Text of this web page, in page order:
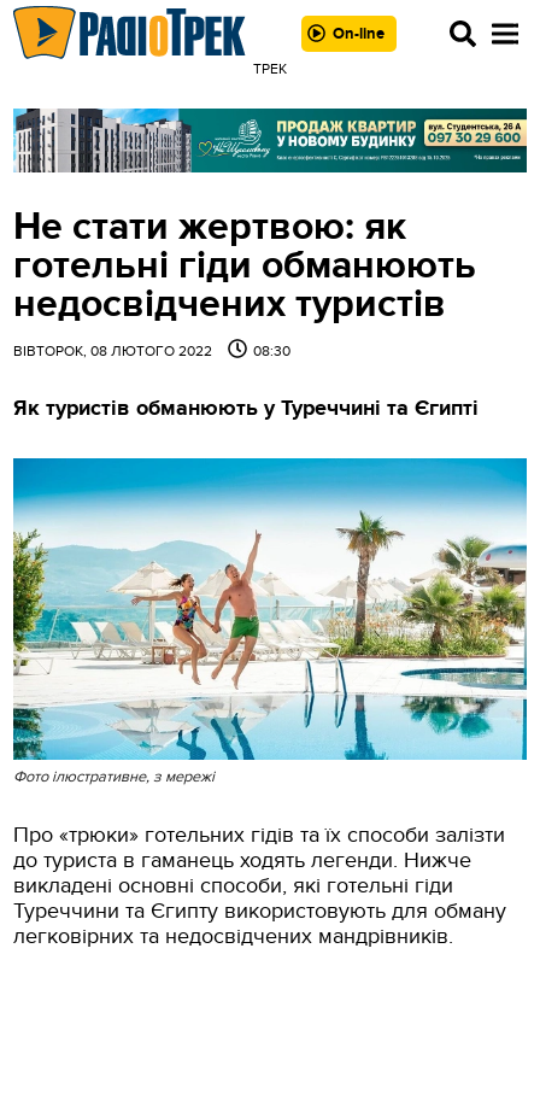
On-line
ТРЕК
Не стати жертвою: як
готельні гіди обманюють
недосвідчених туристів
ВІВТОРОК, 08 ЛЮТОГО 2022 08:30
Як туристів обманюють у Туреччині та Єгипті
Фото ілюстративне, з мережі
Про «трюки» готельних гідів та їх способи залізти
до туриста в гаманець ходять легенди. Нижче
викладені основні способи, які готельні гіди
Туреччини та Єгипту використовують для обману
легковірних та недосвідчених мандрівників.